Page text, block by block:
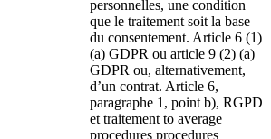
personnelles, une condition
que le traitement soit la base
du consentement. Article 6 (1)
(a) GDPR ou article 9 (2) (a)
GDPR ou, alternativement,
d’un contrat. Article 6,
paragraphe 1, point b), RGPD
et traitement to average
procedures procedures